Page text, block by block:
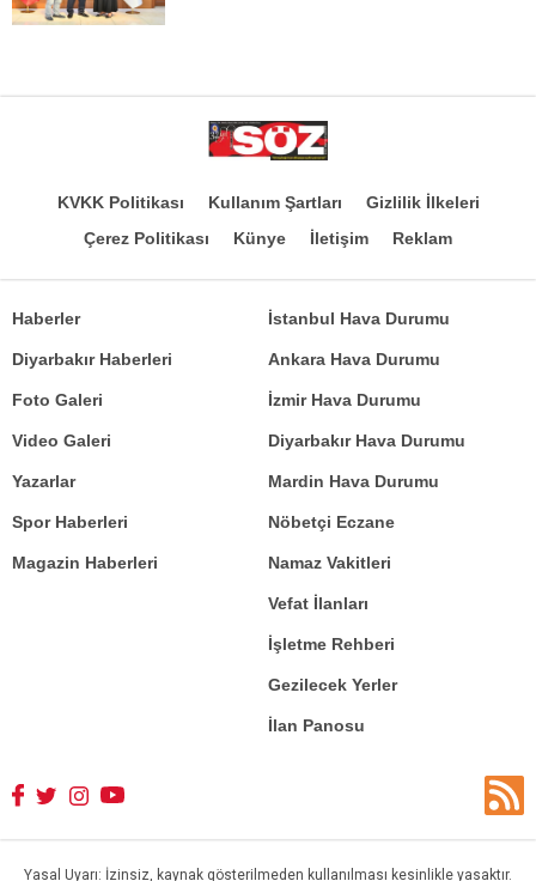
KVKK Politikası Kullanım Şartları
Gizlilik İlkeleri
Çerez Politikası
Künye İletişim Reklam
Haberler
Diyarbakır Haberleri
Foto Galeri
Video Galeri
Yazarlar
İstanbul Hava Durumu
Ankara Hava Durumu
İzmir Hava Durumu
Diyarbakır Hava Durumu
Mardin Hava Durumu
Spor Haberleri
Magazin Haberleri
Nöbetçi Eczane
Namaz Vakitleri
Vefat İlanları
İşletme Rehberi
Gezilecek Yerler
İlan Panosu
Yasal Uyarı: İzinsiz, kaynak gösterilmeden kullanılması kesinlikle yasaktır.